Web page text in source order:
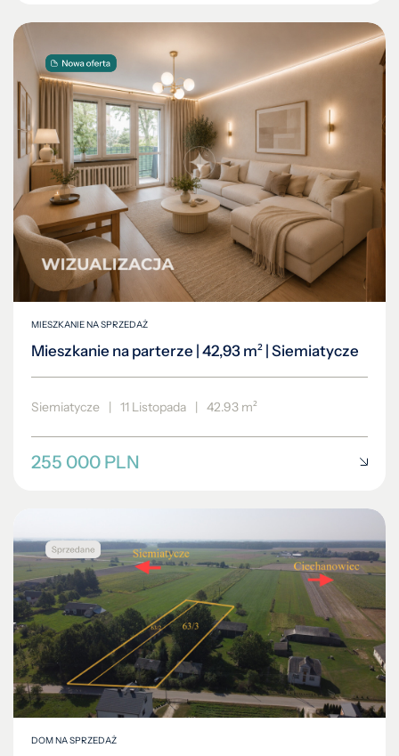
MIESZKANIE NA SPRZEDAŻ
Mieszkanie na parterze | 42,93 m² | Siemiatycze
Siemiatycze | 11 Listopada | 42.93 m²
255 000 PLN
DOM NA SPRZEDAŻ